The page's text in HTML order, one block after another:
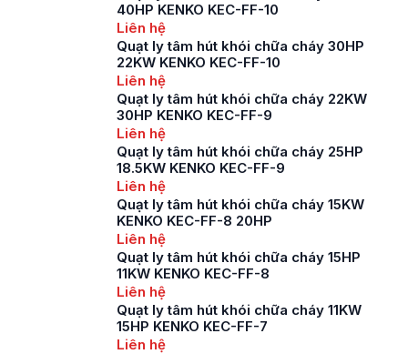
40HP KENKO KEC-FF-10
Liên hệ
Quạt ly tâm hút khói chữa cháy 30HP
22KW KENKO KEC-FF-10
Liên hệ
Quạt ly tâm hút khói chữa cháy 22KW
30HP KENKO KEC-FF-9
Liên hệ
Quạt ly tâm hút khói chữa cháy 25HP
18.5KW KENKO KEC-FF-9
Liên hệ
Quạt ly tâm hút khói chữa cháy 15KW
KENKO KEC-FF-8 20HP
Liên hệ
Quạt ly tâm hút khói chữa cháy 15HP
11KW KENKO KEC-FF-8
Liên hệ
Quạt ly tâm hút khói chữa cháy 11KW
15HP KENKO KEC-FF-7
Liên hệ